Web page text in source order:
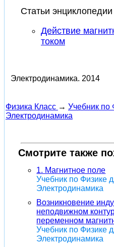
Статьи энциклопедии
Действие
током
Электродинамика. 2014
Физика Класс → Учебник по
Электродинамика
Смотрите также
1. Магнитное поле
Учебник по Физике
Электродинамика
Возникновение
неподвижном
переменном
Учебник по Физике
Электродинамика